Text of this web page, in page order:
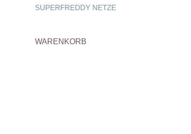
SUPERFREDDY NETZE
WARENKORB